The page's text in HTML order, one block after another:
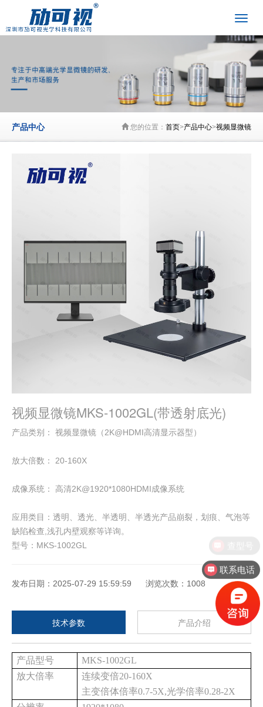
产品中心 您的位置： 首页>产品中心>视频显微镜
视频显微镜MKS-1002GL(带透射底光)
产品类别： 视频显微镜（2K@HDMI高清显示器型）
放大倍数： 20-160X
成像系统： 高清2K@1920*1080HDMI成像系统
应用类目：透明、透光、半透明、半透光产品崩裂，划痕、气泡等
缺陷检查,浅孔内壁观察等详询。
型号： MKS-1002GL
发布日期：2025-07-29 15:59:59 浏览次数：1008
技术参数 产品介绍
产品型号
MKS-1002GL
放大倍率
连续变倍20-160X
主变倍体倍率0.7-5X,光学倍率0.28-2X
联系电话